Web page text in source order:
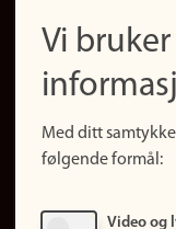
Finn studier
Sosiale medier
Facebook
Instagram
Snapchat
Vi bruker
Med ditt
følgende formål:
Video og